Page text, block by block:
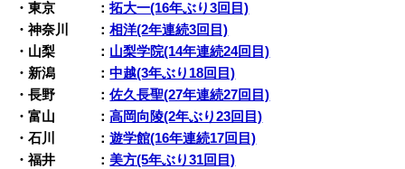
・東京 ：拓大一(16年ぶり3回目)
・神奈川 ：相洋(2年連続3回目)
・山梨 ： 山梨学院(14年連続24回目)
・新潟 ：中越(3年ぶり18回目)
・長野 ：佐久長聖(27年連続27回目)
・富山 ：高岡向陵(2年ぶり23回目)
・石川 ：遊学館(16年連続17回目)
・福井 ：美方(5年ぶり31回目)